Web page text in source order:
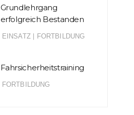
Grundlehrgang
erfolgreich Bestanden
EINSATZ FORTBILDUNG
Fahrsicherheitstraining
FORTBILDUNG